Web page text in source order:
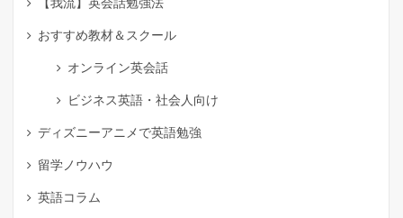
おすすめ教材＆スクール
オンライン英会話
ビジネス英語・社会人向け
ディズニーアニメで英語勉強
留学ノウハウ
英語コラム